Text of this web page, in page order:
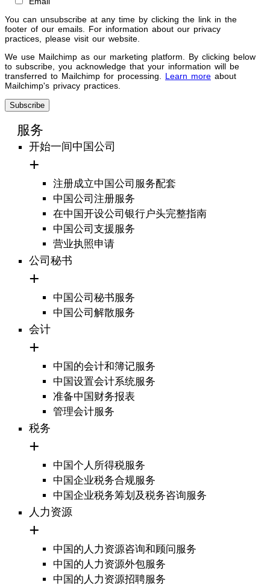
You can unsubscribe at any time by clicking the link in the
footer of our emails. For information about our privacy
practices, please visit our website.
We use Mailchimp as our marketing platform. By clicking below
to subscribe, you acknowledge that your information will be
transferred to Mailchimp for processing. Learn more about
Mailchimp's privacy practices.
服务
开始一间中国公司
注册成立中国公司服务配套
中国公司注册服务
在中国开设公司银行户头完整指南
中国公司支援服务
营业执照申请
公司秘书
中国公司秘书服务
中国公司解散服务
会计
中国的会计和簿记服务
中国设置会计系统服务
准备中国财务报表
管理会计服务
税务
中国个人所得税服务
中国企业税务合规服务
中国企业税务筹划及税务咨询服务
人力资源
中国的人力资源咨询和顾问服务
中国的人力资源外包服务
中国的人力资源招聘服务